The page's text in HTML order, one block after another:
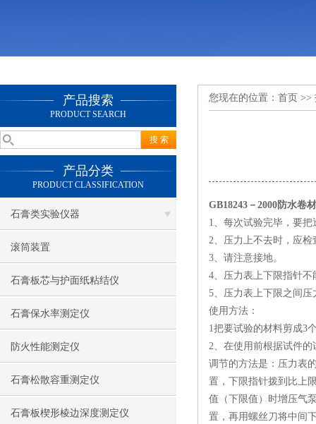
产品搜索
PRODUCT SEARCH
产品分类
PRODUCT CLASSIFICATION
石膏类实验仪器
滚筒装置
石膏板芯与护面纸粘结仪
石膏保水率测定仪
防火性能测定仪
石膏松散容重测定仪
石膏板楔形棱边深度测定仪
您现在的位置： 首页 >>
GB18243－2000防水卷
1、每次试验完毕，要
2、压力上不去时，应
3、请注意接地。
4、压力表上下限指针不
5、压力表上下限之间压
使用方法：
1把要试验的材料剪成3
2、在使用前根据试件
调节的方法是：压力表
置，下限指针拨到比上
值（下限值）时增压气
置，再用螺丝刀将中间